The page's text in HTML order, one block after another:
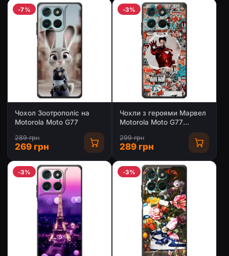
-7%
Чохол Зоотрополіс на
Motorola Moto G77
289 грн
269 грн
-3%
Чохли з героями Марвел
Motorola Moto G77
299 грн
289 грн
-3% -3%